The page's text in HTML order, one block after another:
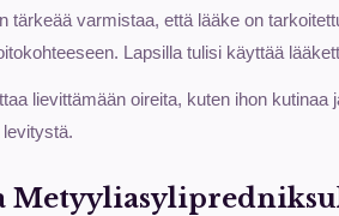
tärkeää varmistaa, että lääke on
Lapsilla tulisi käyttää
lievittämään oireita, kuten ihon
levitystä.